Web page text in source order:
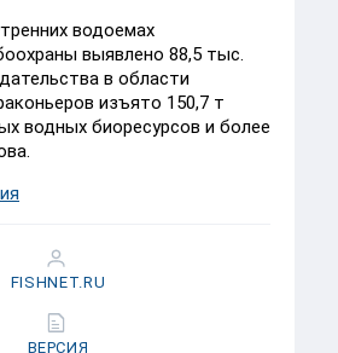
водоемах
выявлено 88,5 тыс.
в области
изъято 150,7 т
водных биоресурсов и более
FISHNET.RU
ВЕРСИЯ